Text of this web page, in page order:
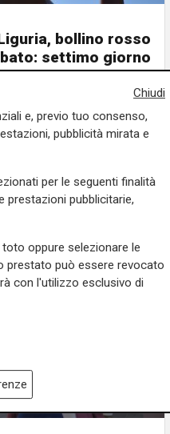
bollino rosso
settimo giorno
06/08/2026
di F.S.
Chiudi
e, previo tuo consenso,
pubblicità mirata e
per le seguenti finalità
prestazioni pubblicitarie,
oppure selezionare le
prestato può essere revocato
con l'utilizzo esclusivo di